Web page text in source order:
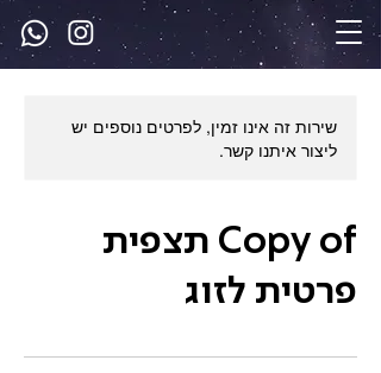
שירות זה אינו זמין, לפרטים נוספים יש
ליצור איתנו קשר.
Copy of תצפית
פרטית לזוג